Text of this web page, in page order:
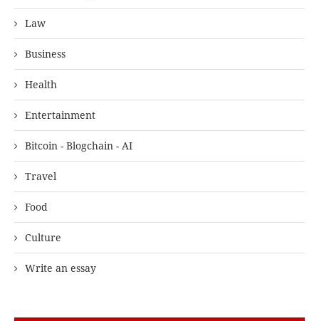
Law
Business
Health
Entertainment
Bitcoin - Blogchain - AI
Travel
Food
Culture
Write an essay